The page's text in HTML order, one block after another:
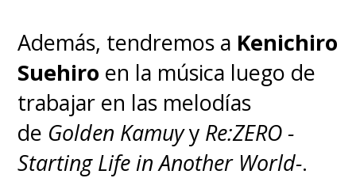
Además, tendremos a Kenichiro
Suehiro en la música luego de
trabajar en las melodías
de Golden Kamuyy Re:ZERO -
Starting Life in Another World-.